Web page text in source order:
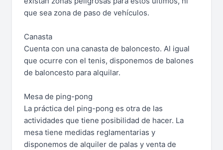
que sea zona de paso de vehículos.
Canasta
Cuenta con una canasta de baloncesto. Al igual
que ocurre con el tenis, disponemos de balones
de baloncesto para alquilar.
Mesa de ping-pong
La práctica del ping-pong es otra de las
actividades que tiene posibilidad de hacer. La
mesa tiene medidas reglamentarias y
disponemos de alquiler de palas y venta de